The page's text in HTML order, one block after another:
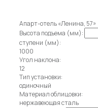
Апарт-отель «Ленина, 57»
Высота подъема (мм):
ступени (мм):
1000
Угол наклона:
12
Тип установки:
одиночный
Материал облицовки:
нержавеющая сталь